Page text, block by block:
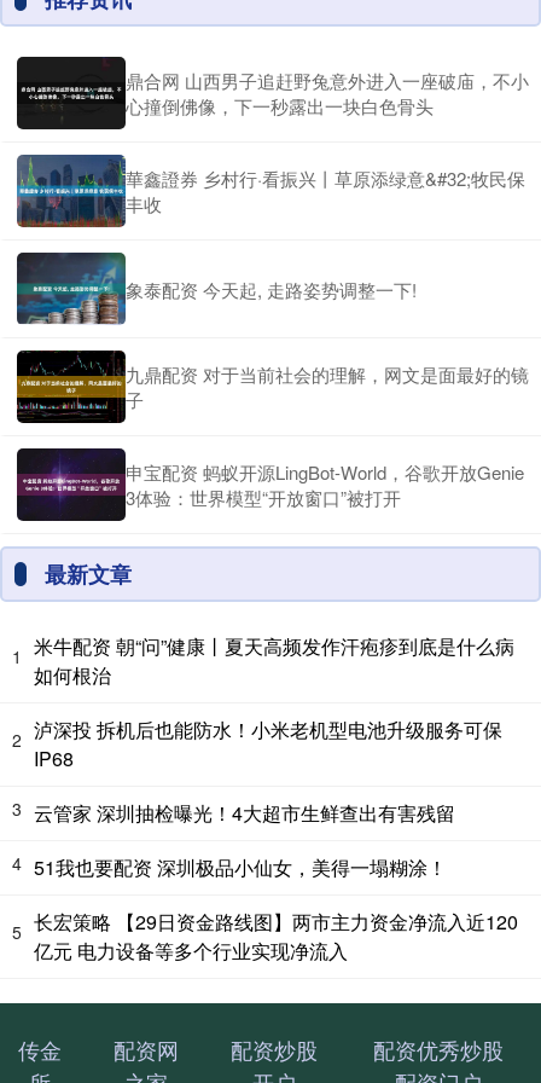
鼎合网 山西男子追赶野兔意外进入一座破庙，不小
心撞倒佛像，下一秒露出一块白色骨头
華鑫證券 乡村行·看振兴丨草原添绿意&#32;牧民保
丰收
象泰配资 今天起, 走路姿势调整一下!
九鼎配资 对于当前社会的理解，网文是面最好的镜
子
申宝配资 蚂蚁开源LingBot-World，谷歌开放Genie
3体验：世界模型“开放窗口”被打开
最新文章
1
米牛配资 朝“问”健康丨夏天高频发作汗疱疹到底是什么病
如何根治
2 泸深投 拆机后也能防水！小米老机型电池升级服务可保
IP68
3 云管家 深圳抽检曝光！4大超市生鲜查出有害残留
4 51我也要配资 深圳极品小仙女，美得一塌糊涂！
5 长宏策略 【29日资金路线图】两市主力资金净流入近120
亿元 电力设备等多个行业实现净流入
传金
配资网
配资炒股
配资优秀炒股